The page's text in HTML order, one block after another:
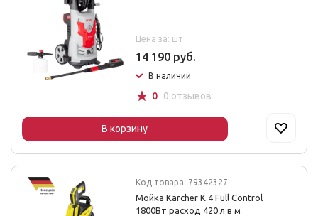
Цена за: шт
14 190 руб.
В наличии
☆ 0 0 отзывов
В корзину
Код товара: 79342327
Мойка Karcher K 4 Full Control
1800Вт расход 420 л в м